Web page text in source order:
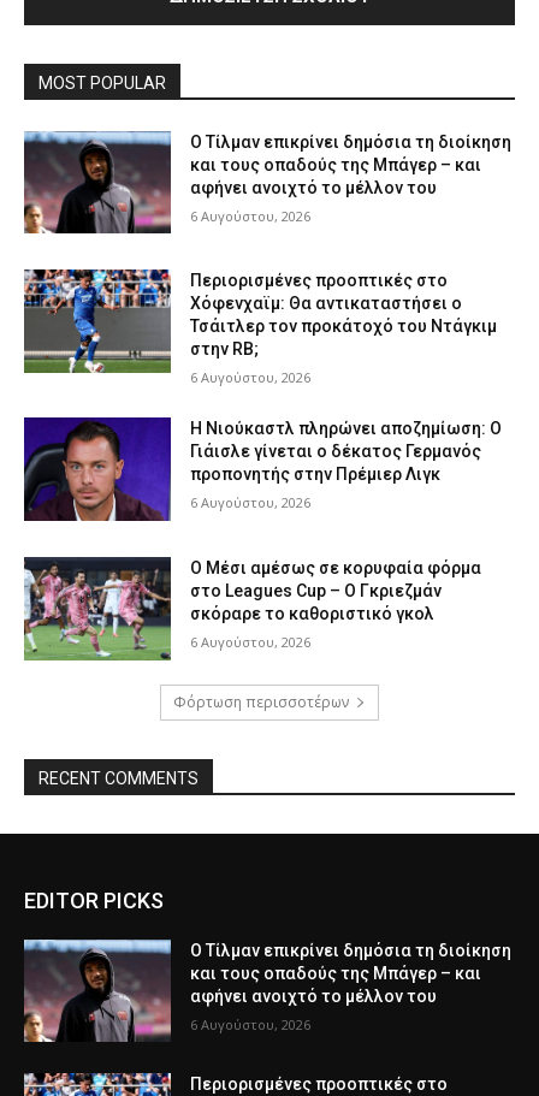
MOST POPULAR
Ο Τίλμαν επικρίνει δημόσια τη διοίκηση
και τους οπαδούς της Μπάγερ – και
αφήνει ανοιχτό το μέλλον του
6 Αυγούστου, 2026
Περιορισμένες προοπτικές στο
Χόφενχαϊμ: Θα αντικαταστήσει ο
Τσάιτλερ τον προκάτοχό του Ντάγκιμ
στην RB;
6 Αυγούστου, 2026
Η Νιούκαστλ πληρώνει αποζημίωση: Ο
Γιάισλε γίνεται ο δέκατος Γερμανός
προπονητής στην Πρέμιερ Λιγκ
6 Αυγούστου, 2026
Ο Μέσι αμέσως σε κορυφαία φόρμα
στο Leagues Cup – Ο Γκριεζμάν
σκόραρε το καθοριστικό γκολ
6 Αυγούστου, 2026
Φόρτωση περισσοτέρων
RECENT COMMENTS
EDITOR PICKS
Ο Τίλμαν επικρίνει δημόσια τη διοίκηση
και τους οπαδούς της Μπάγερ – και
αφήνει ανοιχτό το μέλλον του
6 Αυγούστου, 2026
Περιορισμένες προοπτικές στο